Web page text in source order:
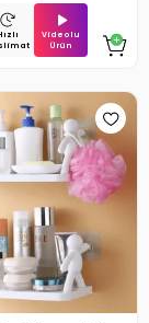
Videolu
Ürün